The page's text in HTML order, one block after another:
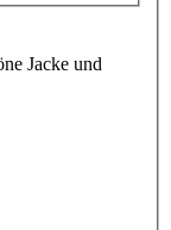
Jacke und